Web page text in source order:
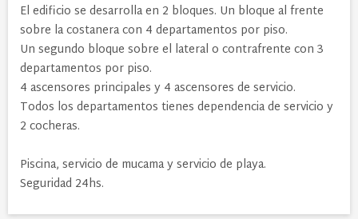
El edificio se desarrolla en 2 bloques. Un bloque al frente
sobre la costanera con 4 departamentos por piso.
Un segundo bloque sobre el lateral o contrafrente con 3
departamentos por piso.
4 ascensores principales y 4 ascensores de servicio.
Todos los departamentos tienes dependencia de servicio y
2 cocheras.
Piscina, servicio de mucama y servicio de playa.
Seguridad 24hs.